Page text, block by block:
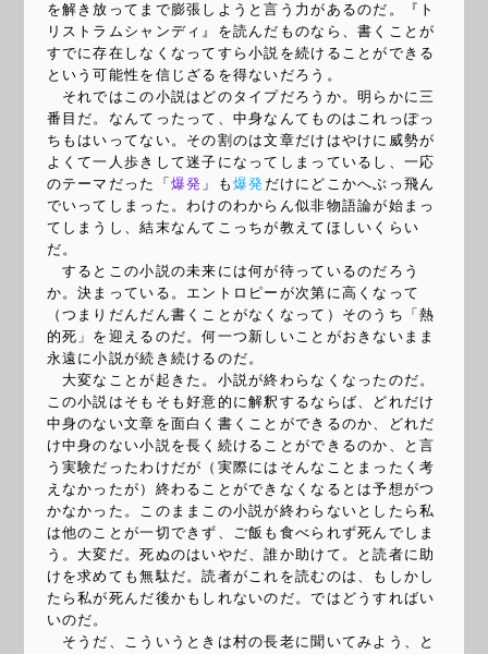
を解き放ってまで膨張しようと言う力があるのだ。『ト
リストラムシャンディ』を読んだものなら、書くことが
すでに存在しなくなってすら小説を続けることができる
という可能性を信じざるを得ないだろう。
それではこの小説はどのタイプだろうか。明らかに三
番目だ。なんてったって、中身なんてものはこれっぽっ
ちもはいってない。その割のは文章だけはやけに威勢が
よくて一人歩きして迷子になってしまっているし、一応
のテーマだった「 爆発 」も 爆発 だけにどこかへぶっ飛ん
でいってしまった。わけのわからん似非物語論が始まっ
てしまうし、結末なんてこっちが教えてほしいくらい
だ。
するとこの小説の未来には何が待っているのだろう
か。決まっている。エントロピーが次第に高くなって
（つまりだんだん書くことがなくなって）そのうち「熱
的死」を迎えるのだ。何一つ新しいことがおきないまま
永遠に小説が続き続けるのだ。
大変なことが起きた。小説が終わらなくなったのだ。
この小説はそもそも好意的に解釈するならば、どれだけ
中身のない文章を面白く書くことができるのか、どれだ
け中身のない小説を長く続けることができるのか、と言
う実験だったわけだが（実際にはそんなことまったく考
えなかったが）終わることができなくなるとは予想がつ
かなかった。このままこの小説が終わらないとしたら私
は他のことが一切できず、ご飯も食べられず死んでしま
う。大変だ。死ぬのはいやだ、誰か助けて。と読者に助
けを求めても無駄だ。読者がこれを読むのは、もしかし
たら私が死んだ後かもしれないのだ。ではどうすればい
いのだ。
そうだ、こういうときは村の長老に聞いてみよう、と